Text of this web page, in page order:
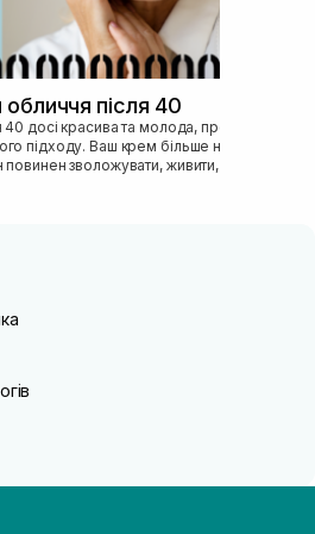
після 40
підходу. Ваш крем більше не може
зволожувати, живити, покр...